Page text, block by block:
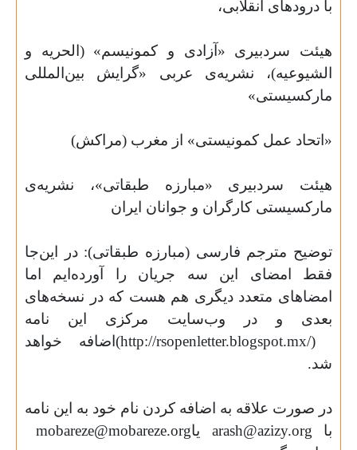
با درودهای انقلابی،
هیئت سردبیری «آزادی و کمونیسم» (الحریه و
الشیوعیه)، نشریه‌ی عربی «گرایش بین‌المللی
مارکسیستی»
«اتحاد عمل کمونیستی» از مغرب (مراکش)
هیئت سردبیری «مبارزه طبقاتی»، نشریه‌ی
مارکسیستی کارگران و جوانان ایران
توضیح مترجم فارسی (مبارزه طبقاتی): در این‌جا
فقط امضای این سه جریان را آورده‌ایم اما
امضاهای متعدد دیگری هم هست که در نسخه‌های
بعدی و در وب‌سایت مرکزی این نامه
(http://rsopenletter.blogspot.mx/)اضافه خواهد
شد.
در صورت علاقه به اضافه کردن نام خود به این نامه
با arash@azizy.org یاmobareze@mobareze.org